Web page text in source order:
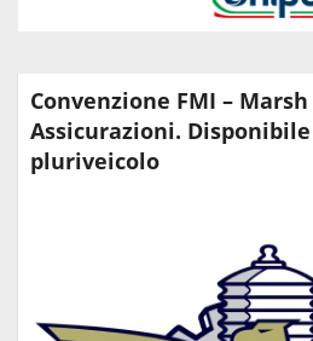
Convenzione FMI –
Assicurazioni.
pluriveicolo